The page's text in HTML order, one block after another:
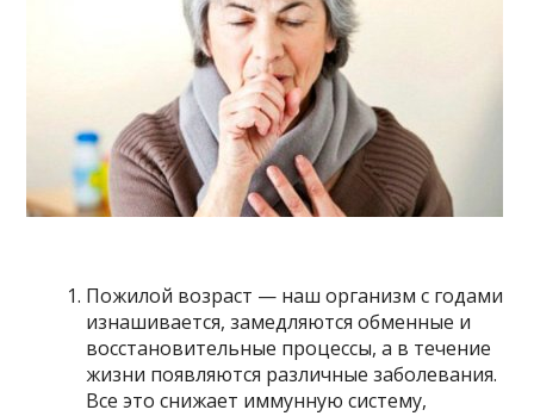
Пожилой возраст — наш организм с годами
изнашивается, замедляются обменные и
восстановительные процессы, а в течение
жизни появляются различные заболевания.
Все это снижает иммунную систему,